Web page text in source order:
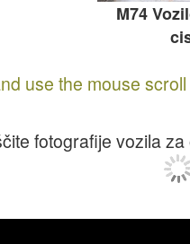
M74
use the mouse
fotografije vozila